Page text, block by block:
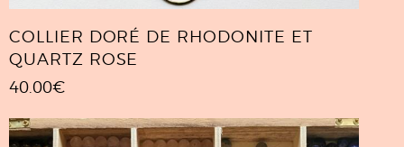
COLLIER DORÉ DE RHODONITE ET
QUARTZ ROSE
40.00€